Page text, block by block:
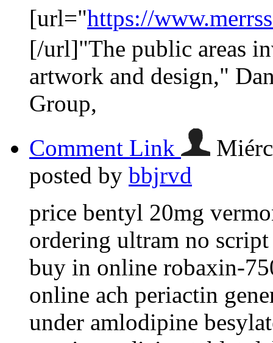
[url="https://
[/url]"The public areas
artwork and design,"
Group,
Comment Link
posted by bbjrvd
price bentyl 20mg
ordering ultram no
buy in online robaxin-
online ach periactin
under amlodipine